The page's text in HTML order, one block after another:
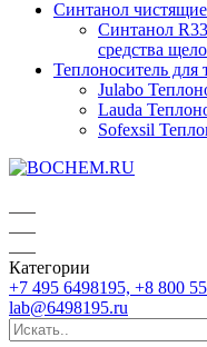
Синтанол
Синтанол
средства
Теплоноситель для
Julabo
Lauda
Sofexsil
Категории
+7 495 6498195, +8 800
lab@6498195.ru